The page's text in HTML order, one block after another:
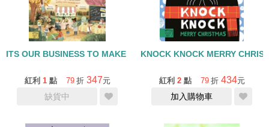
ITS OUR BUSINESS TO MAKE A BETTER WORLD
紅利 1 點 79 折 347元
缺貨中
KNOCK KNOCK MERRY
紅利 2 點 79 折 434元
加入購物車